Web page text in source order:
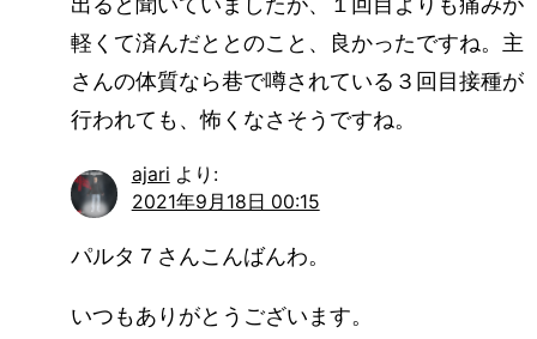
軽くて済んだととのこと、良かったですね。主
さんの体質なら巷で噂されている３回目接種が
行われても、怖くなさそうですね。
ajari より:
2021年9月18日 00:15
パルタ７さんこんばんわ。
いつもありがとうございます。